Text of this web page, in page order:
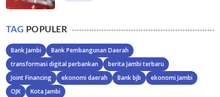
TAG POPULER
Bank Jambi
Bank Pembangunan Daerah
transformasi digital perbankan
berita Jambi terbaru
Joint Financing
ekonomi daerah Bank bjb
ekonomi Jambi
OJK
Kota Jambi